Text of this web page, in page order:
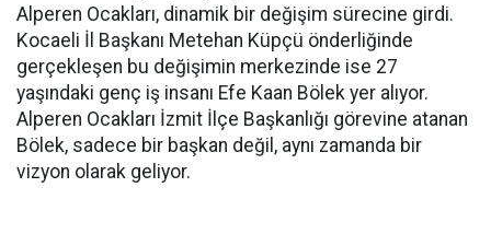
Alperen Ocakları, dinamik bir değişim sürecine girdi.
Kocaeli İl Başkanı Metehan Küpçü önderliğinde
gerçekleşen bu değişimin merkezinde ise 27
yaşındaki genç iş insanı Efe Kaan Bölek yer alıyor.
Alperen Ocakları İzmit İlçe Başkanlığı görevine atanan
Bölek, sadece bir başkan değil, aynı zamanda bir
vizyon olarak geliyor.